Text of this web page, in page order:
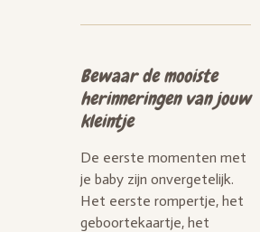
Bewaar de mooiste
herinneringen van jouw
kleintje
De eerste momenten met
je baby zijn onvergetelijk.
Het eerste rompertje, het
geboortekaartje, het